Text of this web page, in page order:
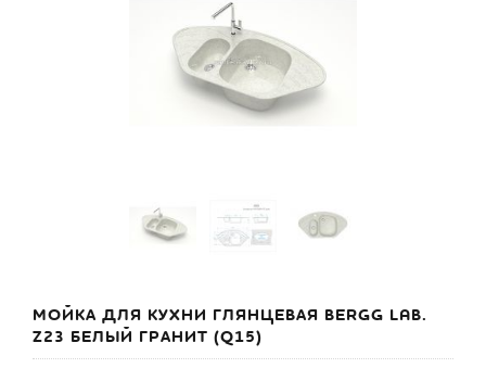
МОЙКА ДЛЯ КУХНИ ГЛЯНЦЕВАЯ BERGG LAB.
Z23 БЕЛЫЙ ГРАНИТ (Q15)